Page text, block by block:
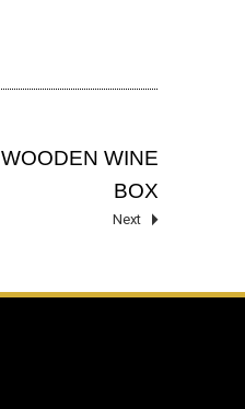
WOODEN WINE
BOX
Next